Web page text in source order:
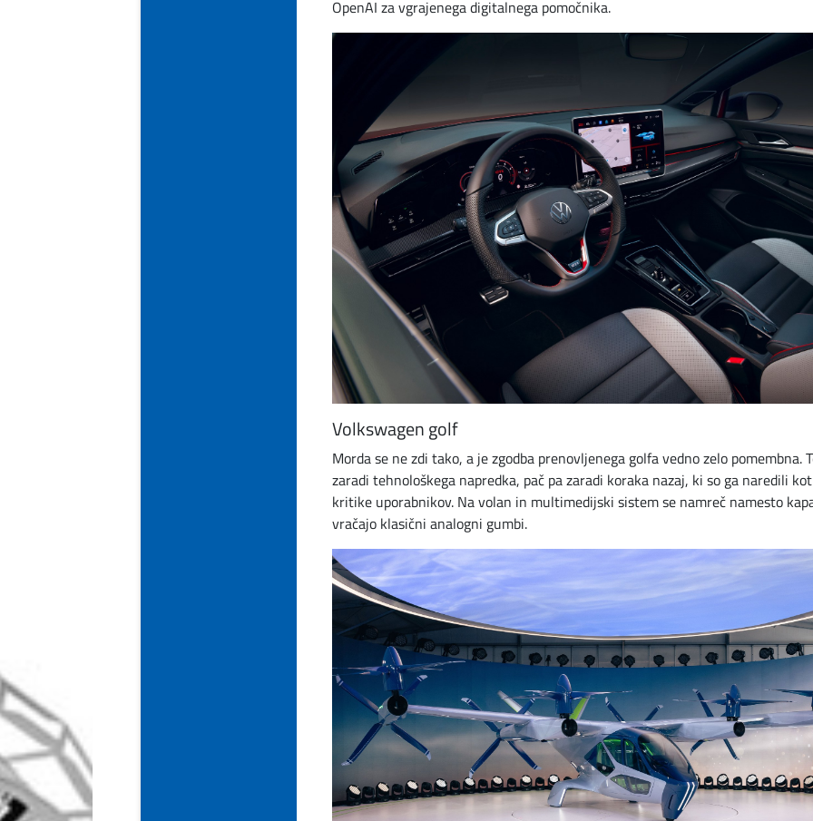
OpenAI za vgrajenega digitalnega pomočnika.
Volkswagen golf
Morda se ne zdi tako, a je zgodba prenovljenega golfa vedno zelo pomembna.
zaradi tehnološkega napredka, pač pa zaradi koraka nazaj, ki so ga naredili
kritike uporabnikov. Na volan in multimedijski sistem se namreč namesto
vračajo klasični analogni gumbi.